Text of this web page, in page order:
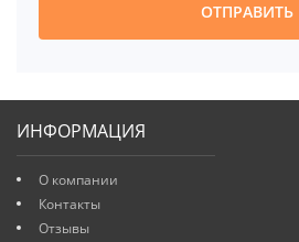
ОТПРАВИТЬ
ИНФОРМАЦИЯ
О компании
Контакты
Отзывы